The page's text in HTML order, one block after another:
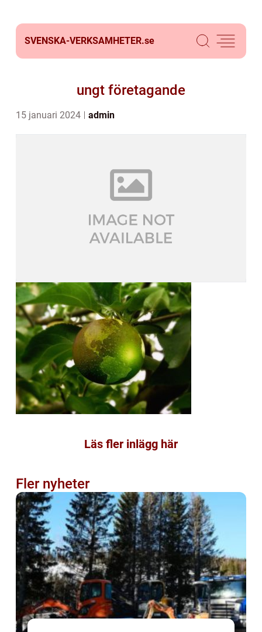
SVENSKA-VERKSAMHETER.se
ungt företagande
15 januari 2024 admin
Läs fler inlägg här
Fler nyheter